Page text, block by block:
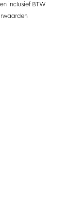
inclusief BTW